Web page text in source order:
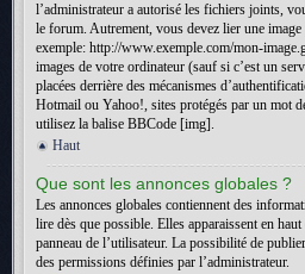
l’administrateur a autorisé les fichiers joints,
le forum. Autrement, vous devez lier une
exemple: http://www.exemple.com/mon-
images de votre ordinateur (sauf si c’est un
placées derrière des mécanismes
Hotmail ou Yahoo!, sites protégés par un mot
utilisez la balise BBCode [img].
Haut
Que sont les annonces globales ?
Les annonces globales contiennent des
lire dès que possible. Elles apparaissent en
panneau de l’utilisateur. La possibilité de
des permissions définies par l’administrateur.